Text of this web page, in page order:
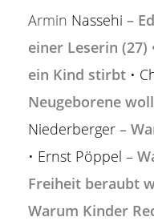
Armin Nassehi –
einer Leserin (27)
ein Kind stirbt •
Neugeborene
Niederberger –
• Ernst Pöppel –
Freiheit beraubt
Warum Kinder